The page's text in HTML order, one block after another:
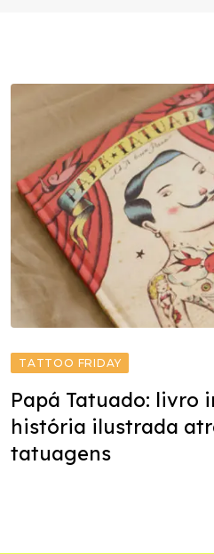
TATTOO FRIDAY
Papá Tatuado: livro
história ilustrada
tatuagens